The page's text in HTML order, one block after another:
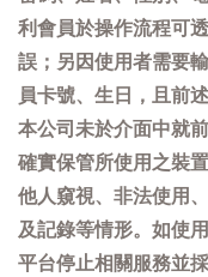
利會員於操作流程可
誤；另因使用者需要
員卡號、生日，且前
本公司未於介面中就
確實保管所使用之裝
他人窺視、非法使用
及記錄等情形。如使
平台停止相關服務並